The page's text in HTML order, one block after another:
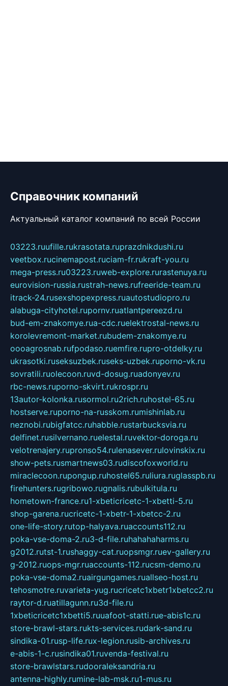
Справочник компаний
Актуальный каталог компаний по всей России
03223.ruufille.rukrasotata.ruprazdnikdushi.ru
veetbox.rucinemapost.ruciam-fr.rukraft-you.ru
mega-press.ru03223.ruweb-explore.rurastenuya.ru
eurovision-russia.rustrah-news.rufreeride-team.ru
itrack-24.rusexshopexpress.ruautostudiopro.ru
alabuga-cityhotel.rupornv.ruatlantpereezd.ru
bud-em-znakomye.rua-cdc.ruelektrostal-news.ru
korolevremont-market.rubudem-znakomye.ru
oooagrosnab.rufpodaso.ruemfire.rupro-otdelky.ru
ukrasotki.ruseksuzbek.ruseks-uzbek.ruporno-vk.ru
sovratili.ruolecoon.ruvd-dosug.ruadonyev.ru
rbc-news.ruporno-skvirt.rukrospr.ru
13autor-kolonka.rusormol.ru2rich.ruhostel-65.ru
hostserve.ruporno-na-russkom.rumishinlab.ru
neznobi.rubigfatcc.ruhabble.rustarbucksvia.ru
delfinet.rusilvernano.ruelestal.ruvektor-doroga.ru
velotrenajery.rupronso54.rulenasever.rulovinskix.ru
show-pets.rusmartnews03.rudiscofoxworld.ru
miraclecoon.rupongup.ruhostel65.ruliura.ruglasspb.ru
firehunters.rugribowo.rugnalis.rubulkitula.ru
hometown-france.ru1-xbeticricetc-1-xbetti-5.ru
shop-garena.rucricetc-1-xbetr-1-xbetcc-2.ru
one-life-story.rutop-halyava.ruaccounts112.ru
poka-vse-doma-2.ru3-d-file.ruhahahaharms.ru
g2012.rutst-1.rushaggy-cat.ruopsmgr.ruev-gallery.ru
g-2012.ruops-mgr.ruaccounts-112.rucsm-demo.ru
poka-vse-doma2.ruairgungames.ruallseo-host.ru
tehosmotre.ruvarieta-yug.rucricetc1xbetr1xbetcc2.ru
raytor-d.ruatillagunn.ru3d-file.ru
1xbeticricetc1xbetti5.ruuafoot-statti.rue-abis1c.ru
store-brawl-stars.rukts-services.rudark-sand.ru
sindika-01.rusp-life.rux-legion.rusib-archives.ru
e-abis-1-c.rusindika01.ruvenda-festival.ru
store-brawlstars.rudooraleksandria.ru
antenna-highly.rumine-lab-msk.ru1-mus.ru